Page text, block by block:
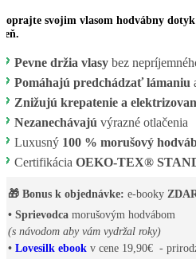
svojim vlasom hodvábny
Pevne držia vlasy bez
Pomáhajú predchádzať lámaniu
Znižujú krepatenie a
Nezanechávajú výrazné otlačenia
Luxusný 100 % morušový
Certifikácia OEKO-TEX®
🎁 Bonus k objednávke: e-booky
• Sprievodca morušovým hodvábom
(s návodom aby vám vydržal roky)
• Lovesilk ebook v cene 19,90€ -